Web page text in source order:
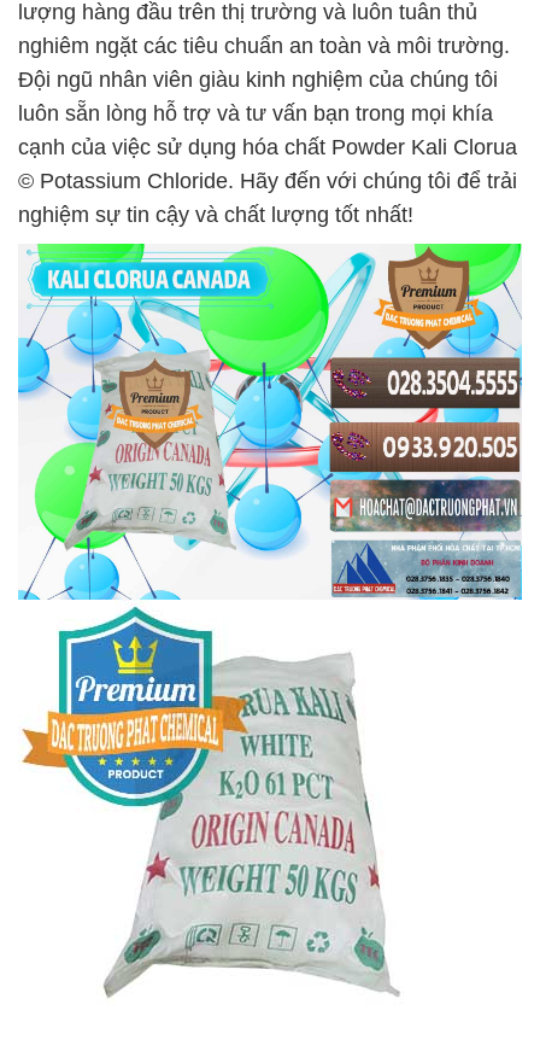
lượng hàng đầu trên thị trường và luôn tuân thủ
nghiêm ngặt các tiêu chuẩn an toàn và môi trường.
Đội ngũ nhân viên giàu kinh nghiệm của chúng tôi
luôn sẵn lòng hỗ trợ và tư vấn bạn trong mọi khía
cạnh của việc sử dụng hóa chất Powder Kali Clorua
© Potassium Chloride. Hãy đến với chúng tôi để trải
nghiệm sự tin cậy và chất lượng tốt nhất!